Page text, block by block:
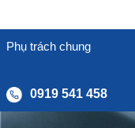
Phụ trách chung
0919 541 458